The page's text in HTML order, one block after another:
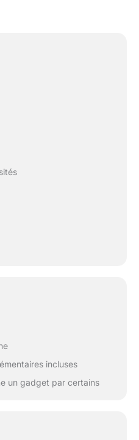
incluses
un gadget par certains